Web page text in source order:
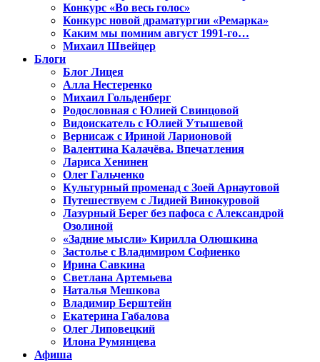
Конкурс «Во весь голос»
Конкурс новой драматургии «Ремарка»
Каким мы помним август 1991-го…
Михаил Швейцер
Блоги
Блог Лицея
Алла Нестеренко
Михаил Гольденберг
Родословная с Юлией Свинцовой
Видоискатель с Юлией Утышевой
Вернисаж с Ириной Ларионовой
Валентина Калачёва. Впечатления
Лариса Хенинен
Олег Гальченко
Культурный променад с Зоей Арнаутовой
Путешествуем с Лидией Винокуровой
Лазурный Берег без пафоса с Александрой
Озолиной
«Задние мысли» Кирилла Олюшкина
Застолье с Владимиром Софиенко
Ирина Савкина
Светлана Артемьева
Наталья Мешкова
Владимир Берштейн
Екатерина Габалова
Олег Липовецкий
Илона Румянцева
Афиша